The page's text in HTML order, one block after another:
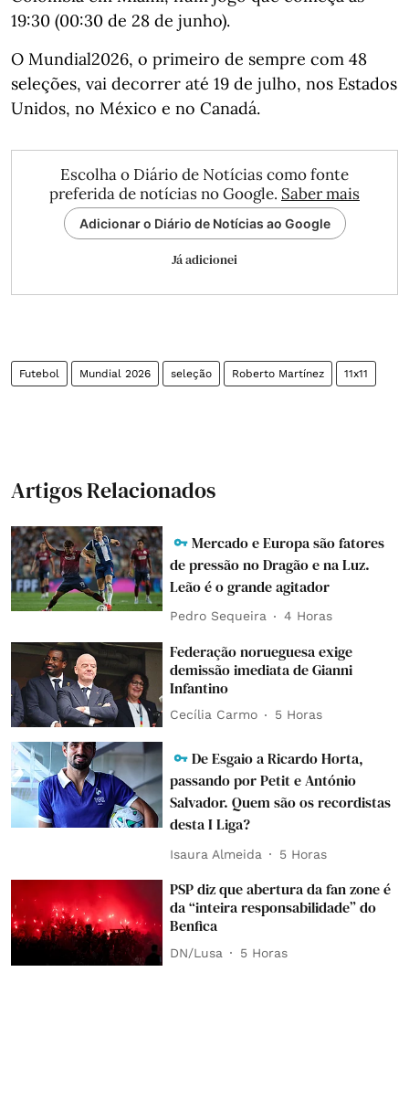
19:30 (00:30 de 28 de junho).
O Mundial2026, o primeiro de sempre com 48
seleções, vai decorrer até 19 de julho, nos Estados
Unidos, no México e no Canadá.
Escolha o Diário de Notícias como fonte
preferida de notícias no Google. Saber mais
Adicionar o Diário de Notícias ao Google
Já adicionei
Futebol Mundial 2026 seleção Roberto Martínez 11x11
Artigos Relacionados
Mercado e Europa são fatores
de pressão no Dragão e na Luz.
Leão é o grande agitador
Pedro Sequeira 4 Horas
Federação norueguesa exige
demissão imediata de Gianni
Infantino
Cecília Carmo 5 Horas
De Esgaio a Ricardo Horta,
passando por Petit e António
Salvador. Quem são os recordistas
desta I Liga?
Isaura Almeida 5 Horas
PSP diz que abertura da fan zone é
da “inteira responsabilidade” do
Benfica
DN/Lusa 5 Horas